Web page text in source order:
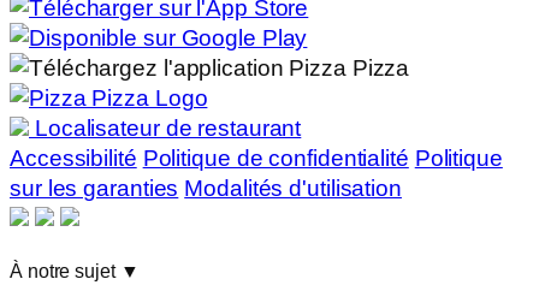
Localisateur de restaurant
Accessibilité Politique de confidentialité Politique
sur les garanties Modalités d'utilisation
À notre sujet ▼